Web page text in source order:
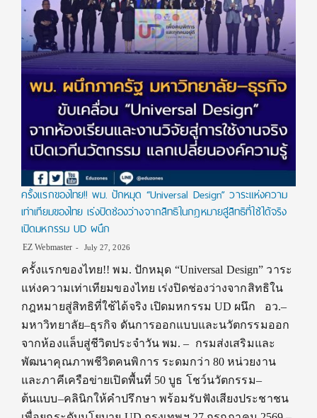
ครั้งแรกของไทย!! พม. ปักหมุด “Universal Design” วาระแห่งความ
เท่าเทียมของไทย เร่งปิดช่องว่างจากสิทธิในกฎหมายสู่สิทธิที่ใช้ได้จริง
เปิดมหกรรม UD ผนึก
EZ Webmaster July 27, 2026
ครั้งแรกของไทย!! พม. ปักหมุด “Universal Design” วาระ
แห่งความเท่าเทียมของไทย เร่งปิดช่องว่างจากสิทธิใน
กฎหมายสู่สิทธิที่ใช้ได้จริง เปิดมหกรรม UD ผนึก อว.–
มหาวิทยาลัย–ธุรกิจ ดันการออกแบบและนวัตกรรมออก
จากห้องแล็บสู่ชีวิตประจำวัน พม. – กรมส่งเสริมและ
พัฒนาคุณภาพชีวิตคนพิการ ระดมกว่า 80 หน่วยงาน
และภาคีเครือข่ายเปิดพื้นที่ 50 บูธ โชว์นวัตกรรม–
ต้นแบบ–คลินิกให้คำปรึกษา พร้อมรับฟังเสียงประชาชน